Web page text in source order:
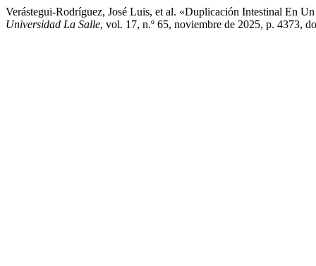
Verástegui-Rodríguez, José Luis, et al. «Duplicación Intestinal En
Universidad La Salle, vol. 17, n.º 65, noviembre de 2025, p. 4373,